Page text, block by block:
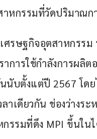
หกรรมที่วัดปริมาณก
ศรษฐกิจอุตสาหกรรม
การใช้กำลังการผลิ
นับตั้งแต่ปี 2567 โด
ลาเดียวกัน ช่องว่างร
กรรมที่ดึง MPI ขึ้นใ